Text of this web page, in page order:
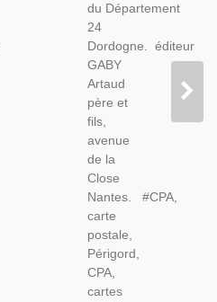
du Département
24
Dordogne. éditeur
GABY
Artaud
père et
fils,
avenue
de la
Close
Nantes. #CPA,
carte
postale,
Périgord,
CPA,
cartes